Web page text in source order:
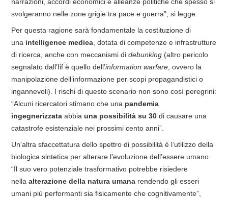
svolgeranno nelle zone grigie tra pace e guerra”, si legge.
Per questa ragione sarà fondamentale la costituzione di
una intelligence medica , dotata di competenze e infrastrutture
di ricerca, anche con meccanismi di debunking (altro pericolo
segnalato dall’Iif è quello dell’information warfare , ovvero la
manipolazione dell’informazione per scopi propagandistici o
ingannevoli). I rischi di questo scenario non sono così peregrini:
“Alcuni ricercatori stimano che una pandemia
ingegnerizzata abbia una possibilità su 30 di causare una
catastrofe esistenziale nei prossimi cento anni”.
Un’altra sfaccettatura dello spettro di possibilità è l’utilizzo della
biologica sintetica per alterare l’evoluzione dell’essere umano.
“Il suo vero potenziale trasformativo potrebbe risiedere
nella alterazione della natura umana rendendo gli esseri
umani più performanti sia fisicamente che cognitivamente”,